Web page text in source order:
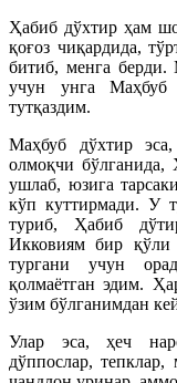
Ҳабиб дўхтир ҳам
қоғоз чиқардида,
битиб, менга
учун унга Маҳбуб
тутқаздим.
Маҳбуб дўхтир
олмоқчи бўлганида,
ушлаб, юзига
кўп куттирмади. У
туриб, Ҳабиб
Икковиям бир қўли
тургани учун
қолмаётган эдим.
ўзим бўлганимдан
Улар эса, ҳеч
дўппослар,